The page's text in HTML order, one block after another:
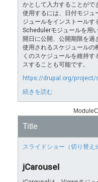
かとして入力することがで
使用するには、日付モジュ
ジュールをインストールす
Schedulerモジュールを用
開日に公開、公開期限を過
使用されるスケジュールの
くのスケジュールを維持
スすることも可能です。
https://drupal.org/project/
続きを読む
Title
スライドショー（切り替え
jCarousel